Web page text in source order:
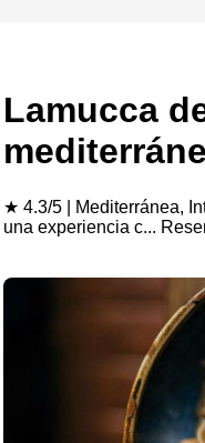
Lamucca
★ 4.3/5 | Mediterránea,
una experiencia c...